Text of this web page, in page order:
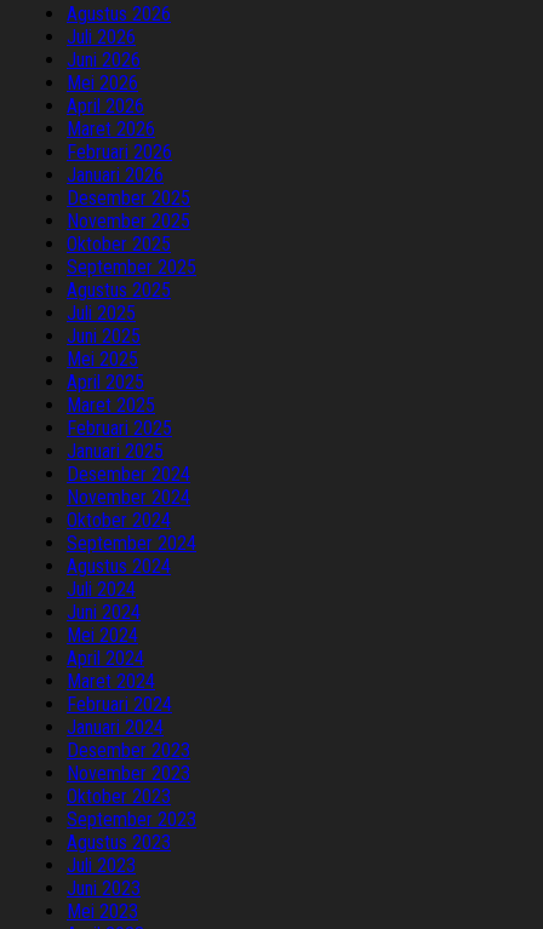
Agustus 2026
Juli 2026
Juni 2026
Mei 2026
April 2026
Maret 2026
Februari 2026
Januari 2026
Desember 2025
November 2025
Oktober 2025
September 2025
Agustus 2025
Juli 2025
Juni 2025
Mei 2025
April 2025
Maret 2025
Februari 2025
Januari 2025
Desember 2024
November 2024
Oktober 2024
September 2024
Agustus 2024
Juli 2024
Juni 2024
Mei 2024
April 2024
Maret 2024
Februari 2024
Januari 2024
Desember 2023
November 2023
Oktober 2023
September 2023
Agustus 2023
Juli 2023
Juni 2023
Mei 2023